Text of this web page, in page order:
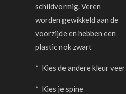
schildvormig. Veren
worden gewikkeld aan de
voorzijde en hebben een
plastic nok zwart
* Kies de andere kleur veer
* Kies je spine